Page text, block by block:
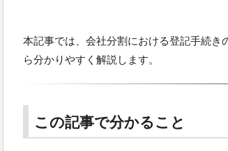
本記事では、会社分割における登記手続
ら分かりやすく解説します。
この記事で分かること